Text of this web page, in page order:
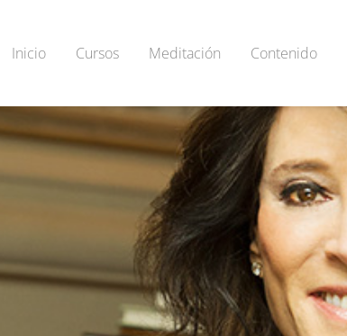
Inicio Cursos Meditación Contenido